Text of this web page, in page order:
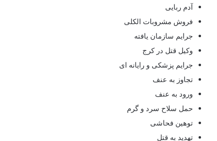
آدم ربایی
فروش مشروبات الکلی
جرایم سازمان یافته
وکیل قتل در کرج
جرایم پزشکی و رایانه ای
تجاوز به عنف
ورود به عنف
حمل سلاح سرد و گرم
توهین فحاشی
تهدید به قتل